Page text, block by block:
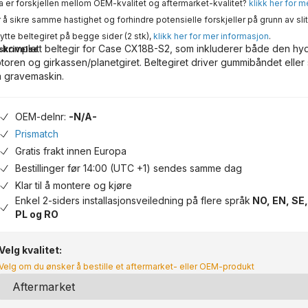
er forskjellen mellom OEM-kvalitet og aftermarket-kvalitet? klikk her for
å sikre samme hastighet og forhindre potensielle forskjeller på grunn av
beltegiret på begge sider (2 stk),klikk her for mer informasjon.
komplett beltegir for Case CX18B-S2, som inkluderer både den
og girkassen/planetgiret. Beltegiret driver gummibåndet eller
gravemaskin.
OEM-delnr: -N/A-
Prismatch
Gratis frakt innen Europa
Bestillinger før 14:00 (UTC +1) sendes samme dag
Klar til å montere og kjøre
Enkel 2-siders installasjonsveiledning på flere språk NO, EN,
PL og RO
kvalitet:
om du ønsker å bestille et aftermarket- eller OEM-produkt